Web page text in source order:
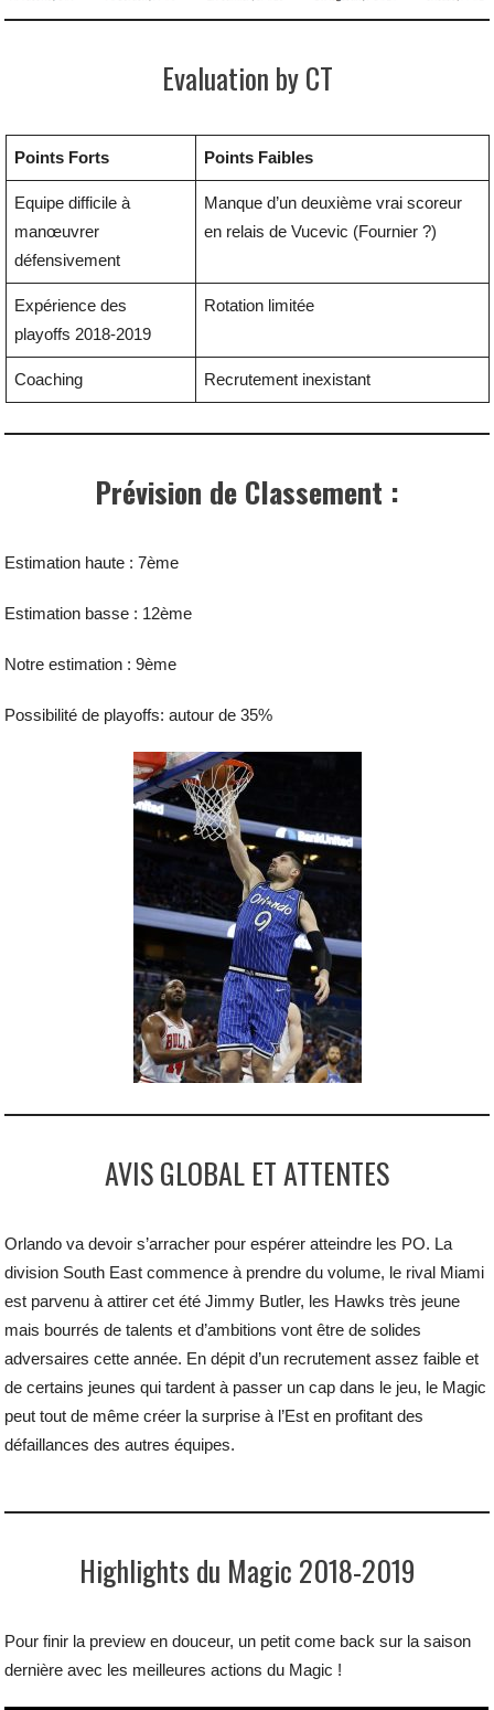
Evaluation by CT
Points Forts Points Faibles
Equipe difficile à
manœuvrer
défensivement
Manque d’un deuxième vrai scoreur
en relais de Vucevic (Fournier ?)
Expérience des
playoffs 2018-2019
Rotation limitée
Coaching Recrutement inexistant
Prévision de Classement :
Estimation haute : 7ème
Estimation basse : 12ème
Notre estimation : 9ème
Possibilité de playoffs: autour de 35%
AVIS GLOBAL ET ATTENTES
Orlando va devoir s’arracher pour espérer atteindre les PO. La
division South East commence à prendre du volume, le rival Miami
est parvenu à attirer cet été Jimmy Butler, les Hawks très jeune
mais bourrés de talents et d’ambitions vont être de solides
adversaires cette année. En dépit d’un recrutement assez faible et
de certains jeunes qui tardent à passer un cap dans le jeu, le Magic
peut tout de même créer la surprise à l’Est en profitant des
défaillances des autres équipes.
Highlights du Magic 2018-2019
Pour finir la preview en douceur, un petit come back sur la saison
dernière avec les meilleures actions du Magic !